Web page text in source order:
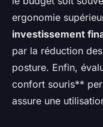
ergonomie
investissement
par la réduction
posture. Enfin,
confort souris**
assure une